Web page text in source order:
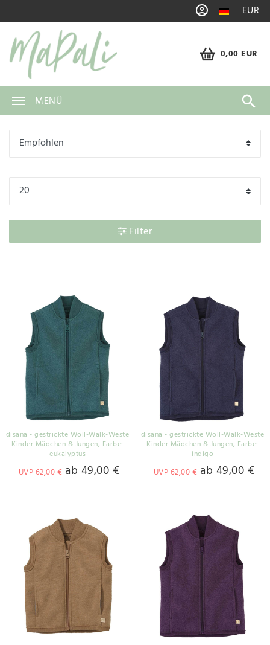
EUR
0,00 EUR
MENÜ
Filter
disana - gestrickte Woll-Walk-Weste
Kinder Mädchen & Jungen, Farbe:
eukalyptus
UVP 62,00 € ab 49,00 €
disana - gestrickte Woll-Walk-Weste
Kinder Mädchen & Jungen, Farbe:
indigo
UVP 62,00 € ab 49,00 €